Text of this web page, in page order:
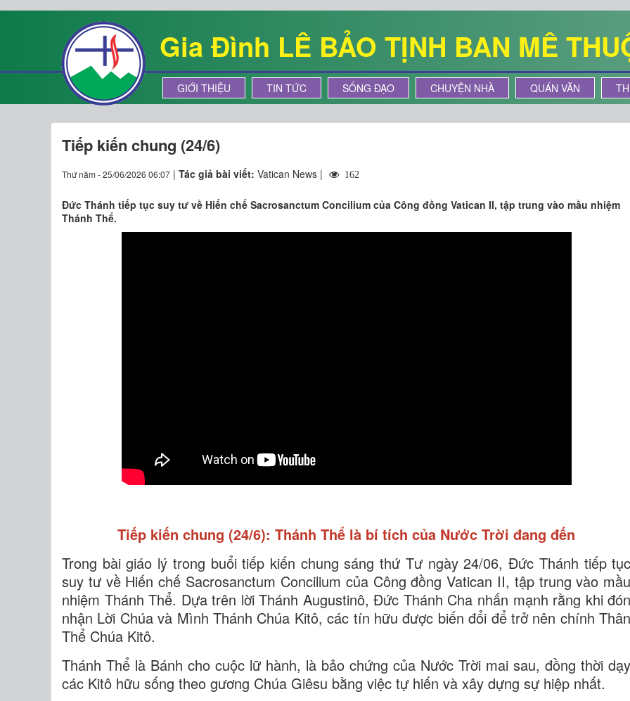
Gia Đình LÊ BẢO TỊNH BAN MÊ
GIỚI THIỆU TIN TỨC SỐNG ĐẠO CHUYỆN NHÀ QUÁN VĂN
Tiếp kiến chung (24/6)
Thứ năm - 25/06/2026 06:07 | Tác giả bài viết: Vatican News | 162
Đức Thánh tiếp tục suy tư về Hiến chế Sacrosanctum Concilium của Công đồng Vatican II, tập trung vào mầu nhiệm
Thánh Thể.
Tiếp kiến chung (24/6): Thánh Thể là bí tích của Nước Trời đang đến
Trong bài giáo lý trong buổi tiếp kiến chung sáng thứ Tư ngày 24/06, Đức Thánh tiếp tục
suy tư về Hiến chế Sacrosanctum Concilium của Công đồng Vatican II, tập trung vào mầu
nhiệm Thánh Thể. Dựa trên lời Thánh Augustinô, Đức Thánh Cha nhấn mạnh rằng khi đón
nhận Lời Chúa và Mình Thánh Chúa Kitô, các tín hữu được biến đổi để trở nên chính Thân
Thể Chúa Kitô.
Thánh Thể là Bánh cho cuộc lữ hành, là bảo chứng của Nước Trời mai sau, đồng thời dạy
các Kitô hữu sống theo gương Chúa Giêsu bằng việc tự hiến và xây dựng sự hiệp nhất.